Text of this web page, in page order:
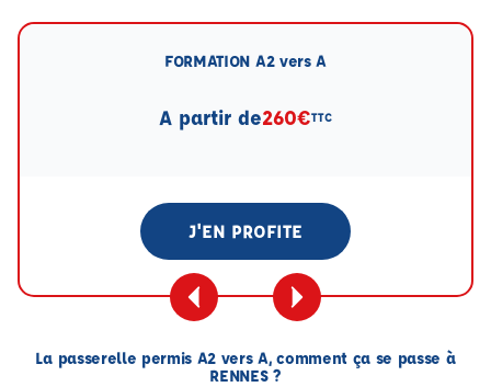
FORMATION A2 vers A
A partir de260€TTC
J'EN PROFITE
La passerelle permis A2 vers A, comment ça se passe à
RENNES ?